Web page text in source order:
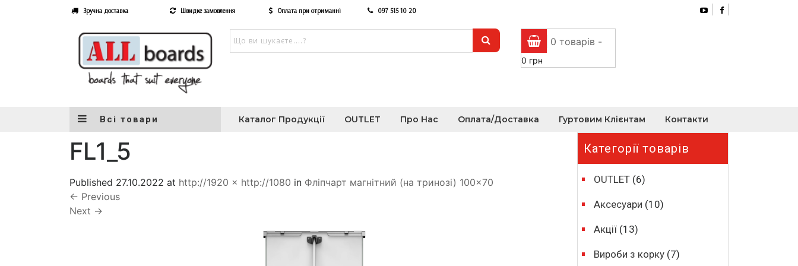
Зручна доставка Швидке замовлення Оплата при отриманні 097 515 10 20
0 товарів -
0 грн
Всі товари Каталог Продукції OUTLET Про Нас Оплата/Доставка Гуртовим Клієнтам Контакти
FL1_5
Published 27.10.2022 at http://1920 × http://1080 in Фліпчарт магнітний (на тринозі) 100×70
← Previous
Next →
Категорії товарів
OUTLET (6)
Аксесуари (10)
Акції (13)
Вироби з корку (7)